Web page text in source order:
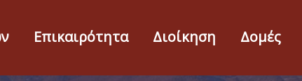
Επικαιρότητα Διοίκηση Δομές